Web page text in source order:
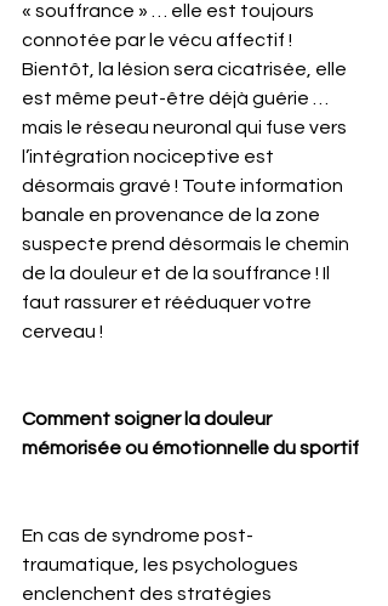
« souffrance » … elle est toujours
connotée par le vécu affectif !
Bientôt, la lésion sera cicatrisée, elle
est même peut-être déjà guérie …
mais le réseau neuronal qui fuse vers
l’intégration nociceptive est
désormais gravé ! Toute information
banale en provenance de la zone
suspecte prend désormais le chemin
de la douleur et de la souffrance ! Il
faut rassurer et rééduquer votre
cerveau !
Comment soigner la douleur
mémorisée ou émotionnelle du sportif
En cas de syndrome post-
traumatique, les psychologues
enclenchent des stratégies